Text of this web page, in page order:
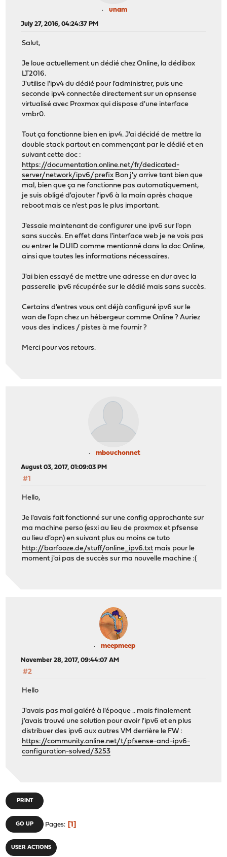
unam
July 27, 2016, 04:24:37 PM
Salut,
Je loue actuellement un dédié chez Online, la dédibox
LT2016.
J'utilise l'ipv4 du dédié pour l'administrer, puis une
seconde ipv4 connectée directement sur un opnsense
virtualisé avec Proxmox qui dispose d'une interface
vmbr0.
Tout ça fonctionne bien en ipv4. J'ai décidé de mettre la
double stack partout en commençant par le dédié et en
suivant cette doc :
https://documentation.online.net/fr/dedicated-
server/network/ipv6/prefix Bon j'y arrive tant bien que
mal, bien que ça ne fonctionne pas automatiquement,
je suis obligé d'ajouter l'ipv6 à la main après chaque
reboot mais ce n'est pas le plus important.
J'essaie maintenant de configurer une ipv6 sur l'opn
sans succès. En effet dans l'interface web je ne vois pas
ou entrer le DUID comme mentionné dans la doc Online,
ainsi que toutes les informations nécessaires.
J'ai bien essayé de mettre une adresse en dur avec la
passerelle ipv6 récupérée sur le dédié mais sans succès.
Certains d'entres vous ont déjà configuré ipv6 sur le
wan de l'opn chez un hébergeur comme Online ? Auriez
vous des indices / pistes à me fournir ?
Merci pour vos retours.
mbouchonnet
August 03, 2017, 01:09:03 PM
#1
Hello,
Je l'avais fait fonctionné sur une config approchante sur
ma machine perso (esxi au lieu de proxmox et pfsense
au lieu d'opn) en suivant plus ou moins ce tuto
http://barfooze.de/stuff/online_ipv6.txtmais pour le
moment j'ai pas de succès sur ma nouvelle machine :(
meepmeep
November 28, 2017, 09:44:07 AM
#2
Hello
J'avais pas mal galéré à l'époque .. mais finalement
j'avais trouvé une solution pour avoir l'ipv6 et en plus
distribuer des ipv6 aux autres VM derrière le FW :
https://community.online.net/t/pfsense-and-ipv6-
configuration-solved/3253
PRINT
GO UP Pages 1
USER ACTIONS